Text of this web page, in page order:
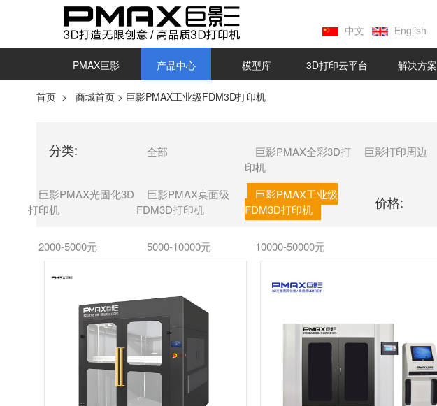
中文 English
PMAX巨影 产品中心 模型库 3D打印云平台 解决方案
首页 > 商城首页 > 巨影PMAX工业级FDM3D打印机
分类: 全部
巨影PMAX全彩3D打
印机
巨影打印周边
巨影PMAX光固化3D
打印机
巨影PMAX桌面级
FDM3D打印机
巨影PMAX工业级
FDM3D打印机
价格:
2000-5000元 5000-10000元 10000-50000元